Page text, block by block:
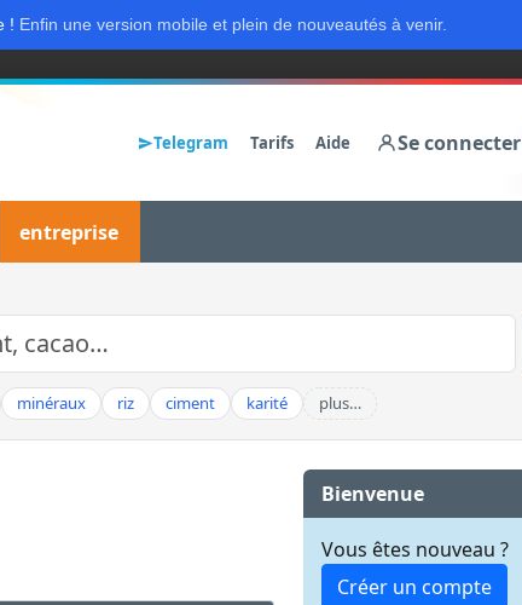
! Enfin une version mobile et plein de nouveautés à venir.
Telegram Tarifs Aide Se connecter
entreprise
minéraux riz ciment karité plus…
Bienvenue
Vous êtes nouveau ?
Créer un compte